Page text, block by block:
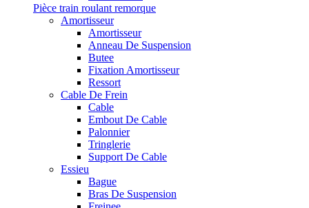
Pièce train roulant remorque
Amortisseur
Amortisseur
Anneau De Suspension
Butee
Fixation Amortisseur
Ressort
Cable De Frein
Cable
Embout De Cable
Palonnier
Tringlerie
Support De Cable
Essieu
Bague
Bras De Suspension